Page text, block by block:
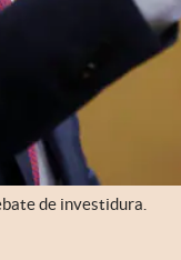
de investidura.